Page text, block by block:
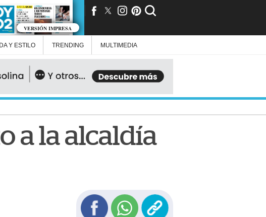
VERSIÓN IMPRESA
Y ESTILO TRENDING MULTIMEDIA
a la alcaldía